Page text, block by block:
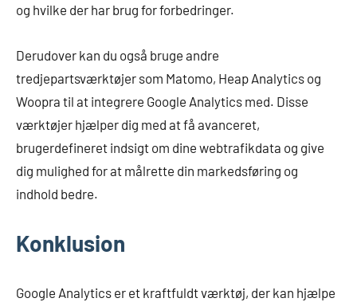
og hvilke der har brug for forbedringer.
Derudover kan du også bruge andre
tredjepartsværktøjer som Matomo, Heap Analytics og
Woopra til at integrere Google Analytics med. Disse
værktøjer hjælper dig med at få avanceret,
brugerdefineret indsigt om dine webtrafikdata og give
dig mulighed for at målrette din markedsføring og
indhold bedre.
Konklusion
Google Analytics er et kraftfuldt værktøj, der kan hjælpe